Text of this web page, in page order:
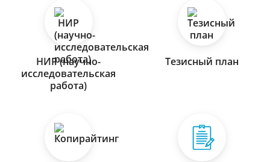
НИР (научно-
исследовательская
работа)
Тезисный план